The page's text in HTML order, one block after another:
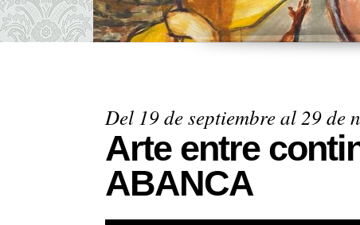
Del 19 de septiembre al 29 de
Arte entre
ABANCA